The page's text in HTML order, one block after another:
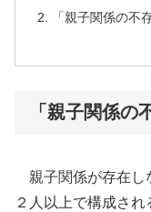
「親子関係の不
「親子関係の
親子関係が存在し
２人以上で構成さ